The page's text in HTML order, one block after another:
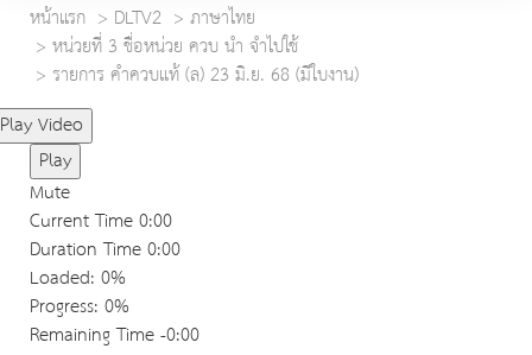
หน้าแรก DLTV2
ภาษาไทย
หน่วยที่ 3 ชื่อหน่วย ควบ นำ จำไปใช้
รายการ คำควบแท้ (ล) 23 มิ.ย. 68 (มีใบงาน)
Play Video
Play
Mute
Current Time0:00
Duration Time0:00
Loaded: 0%
Progress: 0%
Remaining Time-0:00